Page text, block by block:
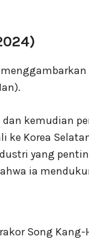
kemudian
ke Korea
yang
ia